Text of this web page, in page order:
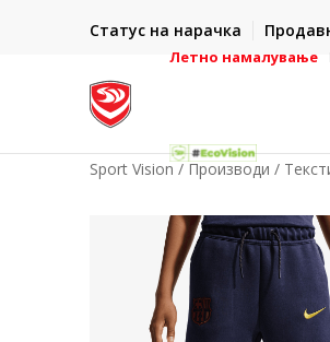
Статус на нарачка
- на сите нарачки во готово
Летно намалување
Sport Vision Производи